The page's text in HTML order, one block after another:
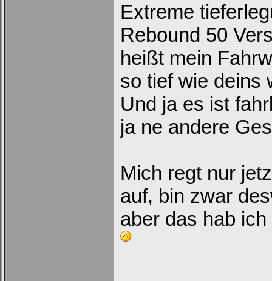
Extreme
Rebound 50
heißt mein
so tief wie deins
Und ja es ist
ja ne andere
Mich regt nur
auf, bin zwar
aber das hab